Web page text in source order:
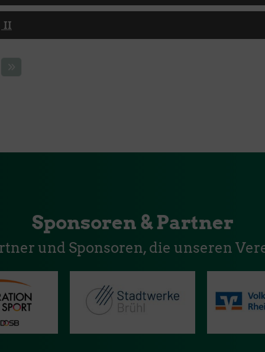
II
Sponsoren & Partner
und Sponsoren, die unseren